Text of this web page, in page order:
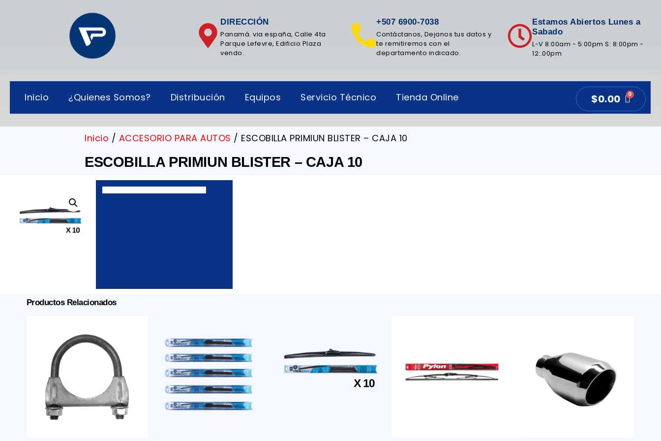
DIRECCIÓN
Panamá. via españa, Calle 4ta
Parque Lefevre, Edificio Plaza
vendo.
+507 6900-7038
Contáctanos, Dejanos tus datos y
te remitiremos con el
departamento indicado.
Estamos Abiertos Lunes a
Sabado
L-V 8:00am - 5:00pm S: 8:00pm -
12:.00pm
Inicio ¿Quienes Somos? Distribución Equipos Servicio Técnico Tienda Online $0.00
Inicio / ACCESORIO PARA AUTOS / ESCOBILLA PRIMIUN BLISTER – CAJA 10
ESCOBILLA PRIMIUN BLISTER – CAJA 10
Productos Relacionados